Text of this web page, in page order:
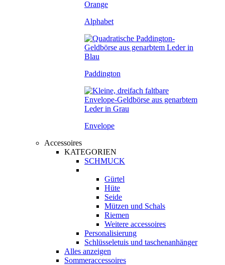
Alphabet
Paddington
Envelope
Accessoires
KATEGORIEN
SCHMUCK
Gürtel
Hüte
Seide
Mützen und Schals
Riemen
Weitere accessoires
Personalisierung
Schlüsseletuis und taschenanhänger
Alles anzeigen
Sommeraccessoires